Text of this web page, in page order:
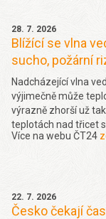
28. 7. 2026
Blížící se vlna
sucho, požární
Nadcházející vlna
výjimečně může
výrazně zhorší už
teplotách nad třicet
Více na webu ČT24
22. 7. 2026
Česko čekají